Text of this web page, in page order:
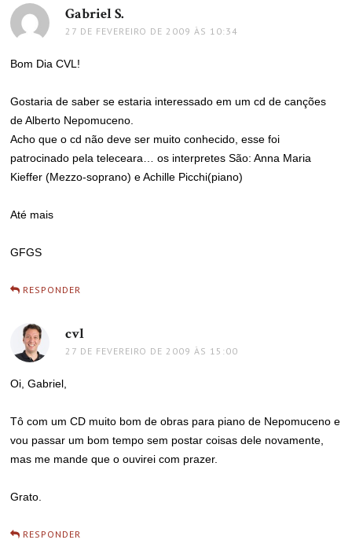
Gabriel S.
27 DE FEVEREIRO DE 2009 ÀS 10:34
Bom Dia CVL!
Gostaria de saber se estaria interessado em um cd de canções
de Alberto Nepomuceno.
Acho que o cd não deve ser muito conhecido, esse foi
patrocinado pela teleceara… os interpretes São: Anna Maria
Kieffer (Mezzo-soprano) e Achille Picchi(piano)
Até mais
GFGS
RESPONDER
cvl
27 DE FEVEREIRO DE 2009 ÀS 15:00
Oi, Gabriel,
Tô com um CD muito bom de obras para piano de Nepomuceno e
vou passar um bom tempo sem postar coisas dele novamente,
mas me mande que o ouvirei com prazer.
Grato.
RESPONDER